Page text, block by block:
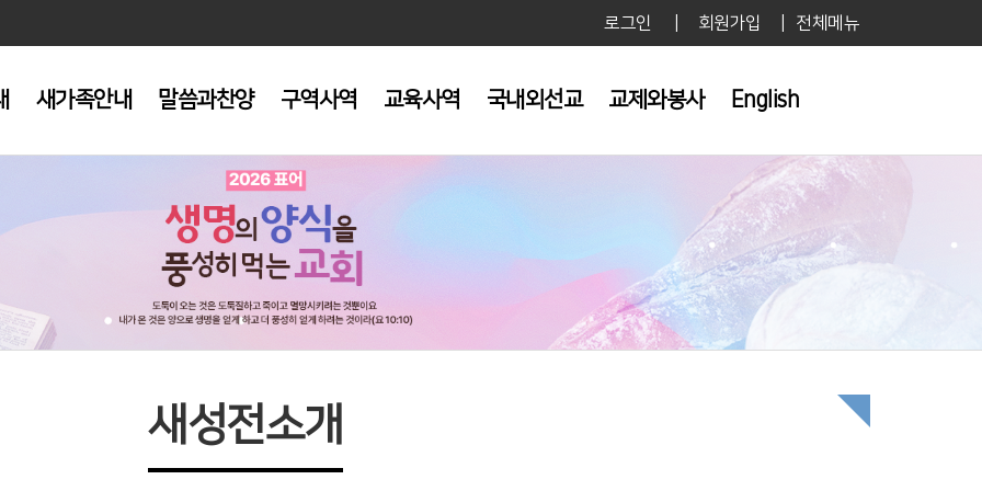
전체메뉴
로그인 회원가입
새가족안내 말씀과찬양 구역사역 교육사역 국내외선교 교제와봉사 English
새성전소개